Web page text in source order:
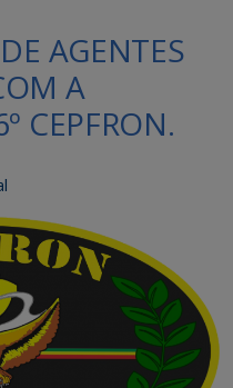
AGENTES
A
CEPFRON.